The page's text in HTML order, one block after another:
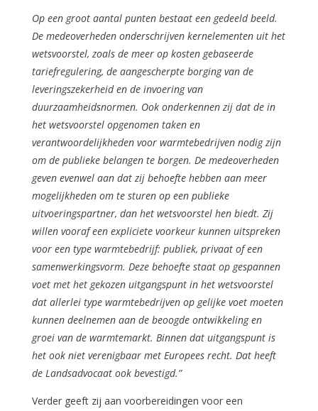
Op een groot aantal punten bestaat een gedeeld beeld.
De medeoverheden onderschrijven kernelementen uit het
wetsvoorstel, zoals de meer op kosten gebaseerde
tariefregulering, de aangescherpte borging van de
leveringszekerheid en de invoering van
duurzaamheidsnormen. Ook onderkennen zij dat de in
het wetsvoorstel opgenomen taken en
verantwoordelijkheden voor warmtebedrijven nodig zijn
om de publieke belangen te borgen. De medeoverheden
geven evenwel aan dat zij behoefte hebben aan meer
mogelijkheden om te sturen op een publieke
uitvoeringspartner, dan het wetsvoorstel hen biedt. Zij
willen vooraf een expliciete voorkeur kunnen uitspreken
voor een type warmtebedrijf: publiek, privaat of een
samenwerkingsvorm. Deze behoefte staat op gespannen
voet met het gekozen uitgangspunt in het wetsvoorstel
dat allerlei type warmtebedrijven op gelijke voet moeten
kunnen deelnemen aan de beoogde ontwikkeling en
groei van de warmtemarkt. Binnen dat uitgangspunt is
het ook niet verenigbaar met Europees recht. Dat heeft
de Landsadvocaat ook bevestigd.”
Verder geeft zij aan voorbereidingen voor een